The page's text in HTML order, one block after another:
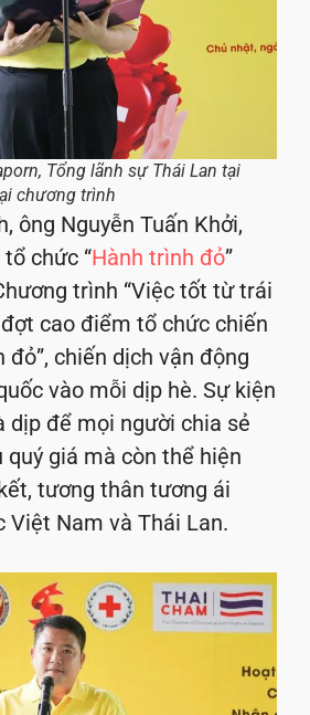
Tổng lãnh sự Thái Lan tại
chương trình
ông Nguyễn Tuấn Khởi,
chức “Hành trình đỏ”
trình “Việc tốt từ trái
cao điểm tổ chức chiến
đỏ”, chiến dịch vận động
vào mỗi dịp hè. Sự kiện
dịp để mọi người chia sẻ
giá mà còn thể hiện
tương thân tương ái
Việt Nam và Thái Lan.